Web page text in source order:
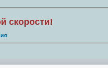
скорости!